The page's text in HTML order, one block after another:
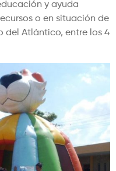
y ayuda
o en situación de
del Atlántico, entre los 4